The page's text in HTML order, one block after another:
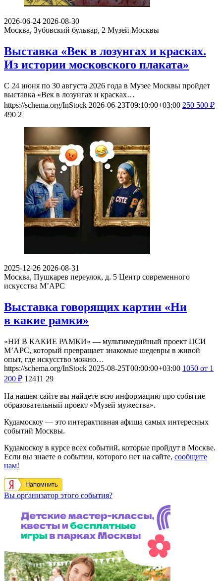
2026-06-24 2026-08-30
Москва, Зубовский бульвар, 2 Музей Москвы
Выставка «Век в лозунгах и красках.
Из истории московского плаката»
С 24 июня по 30 августа 2026 года в Музее Москвы пройдет
выставка «Век в лозунгах и красках…
https://schema.org/InStock 2026-06-23T09:10:00+03:00 250 500 ₽
490 2
2025-12-26 2026-08-31
Москва, Пушкарев переулок, д. 5 Центр современного
искусства М’АРС
Выставка говорящих картин «Ни
в какие рамки»
«НИ В КАКИЕ РАМКИ» — мультимедийный проект ЦСИ
М’АРС, который превращает знакомые шедевры в живой
опыт, где искусство можно…
https://schema.org/InStock 2025-08-25T00:00:00+03:00 1050 от 1
200 ₽ 12411 29
На нашем сайте вы найдете всю информацию про событие
образовательный проект «Музей мужества».
Кудамоскоу — это интерактивная афиша самых интересных
событий Москвы.
Кудамоскоу в курсе всех событий, которые пройдут в Москве.
Если вы знаете о событии, которого нет на сайте, сообщите
нам!
Напомнить
Вы организатор этого события?